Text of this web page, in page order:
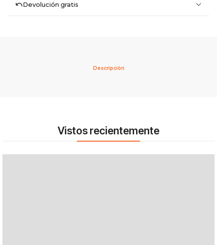
Devolución gratis
Descripción
Vistos recientemente